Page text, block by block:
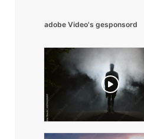
adobe Video's gesponsord